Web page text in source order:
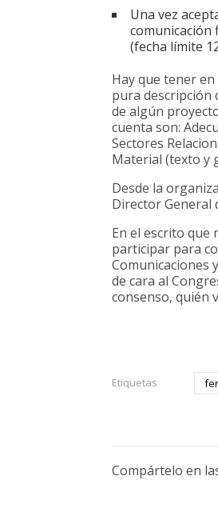
Una vez
comunicación
(fecha límite
Hay que tener
pura descripción
de algún
cuenta son:
Sectores
Material (texto y
Desde la
Director General
En el escrito que
participar para
Comunicaciones
de cara al
consenso, quién
Etiquetas
Compártelo en